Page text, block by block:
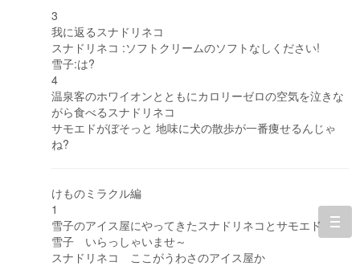
3
我に返るスナドリネコ
スナドリネコ :ソフトクリームのソフトなしください!
雪子:は?
4
温泉客のホワイオンとともにカロリーゼロの空気を泣きな
がら食べるスナドリネコ
サモエドがぼそっと 地味に犬の散歩が一番痩せるんじゃ
ね?
けものミラクル編
1
雪子のアイス屋にやってきたスナドリネコとサモエド
雪子 いらっしゃいませ～
スナドリネコ ここがうわさのアイス屋か